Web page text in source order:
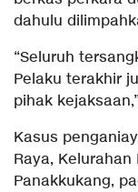
dahulu
“Seluruh
Pelaku terakhir
pihak
Kasus
Raya,
Panakkukang,